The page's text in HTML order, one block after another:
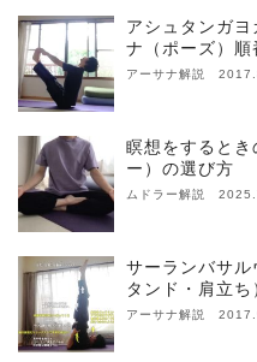
アシュタンガ
ナ（ポーズ）順
アーサナ解説
瞑想をするとき
ー）の選び方
ムドラー解説
サーランバサル
タンド・肩立
アーサナ解説